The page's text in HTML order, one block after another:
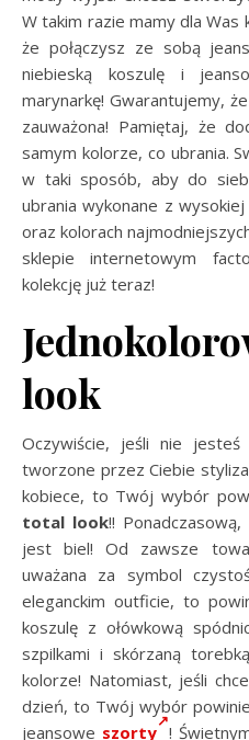
W takim razie mamy dla Was
że połączysz ze sobą
niebieską koszulę i
marynarkę! Gwarantujemy,
zauważona! Pamiętaj, że
samym kolorze, co ubrania.
w taki sposób, aby do
ubrania wykonane z
oraz kolorach
sklepie internetowym
kolekcję już teraz!
look
Oczywiście, jeśli nie
tworzone przez Ciebie
kobiece, to Twój wybór
total look!!
jest biel! Od zawsze
uważana za symbol
eleganckim outficie, to
koszulę z ołówkową
szpilkami i skórzaną
kolorze! Natomiast, jeśli
dzień, to Twój wybór
jeansowe szorty !